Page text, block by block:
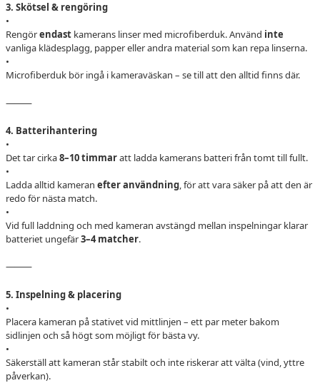
3. Skötsel & rengöring
•
Rengörendast kamerans linser med microfiberduk. Använd inte
vanliga klädesplagg, papper eller andra material som kan repa linserna.
•
Microfiberduk bör ingå i kameraväskan – se till att den alltid finns där.
⸻
4. Batterihantering
•
Det tar cirka8–10 timmaratt ladda kamerans batteri från tomt till fullt.
•
Ladda alltid kameran efter användning, för att vara säker på att den är
redo för nästa match.
•
Vid full laddning och med kameran avstängd mellan inspelningar klarar
batteriet ungefär3–4 matcher.
⸻
5. Inspelning & placering
•
Placera kameran på stativet vid mittlinjen – ett par meter bakom
sidlinjen och så högt som möjligt för bästa vy.
•
Säkerställ att kameran står stabilt och inte riskerar att välta (vind, yttre
påverkan).